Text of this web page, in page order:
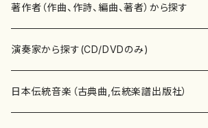
書籍
書籍
テキストブック
CD・DVD
チケット
邦楽器
箏・琴（ソロ）
箏・琴（合奏）
合唱
混声合唱
歌・声
著作者（作曲、作詩、編曲、著者）から探す
あ行
青木省三(アオキ ショウゾウ)
か行
演奏家から探す(CD/DVDのみ)
邦楽（箏、三味線、尺八等）演奏家
日本伝統音楽（古典曲,伝統楽譜出版社）